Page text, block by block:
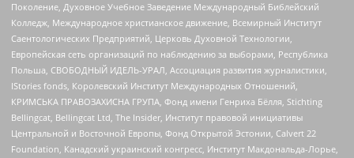
Поколение, Духовное Учебное Заведение Международный Библейский
Колледж, Международное христианское движение, Всемирный Институт
Саентологических Предприятий, Церковь Духовной Технологии,
Европейская сеть организаций по наблюдению за выборами, Республика
Польша, СВОБОДНЫЙ ИДЕЛЬ-УРАЛ, Ассоциация развития журналистики,
IStories fonds, Королевский Институт Международных Отношений,
КРИМСЬКА ПРАВОЗАХИСНА ГРУПА, Фонд имени Генриха Бёлля, Stichting
Bellingcat, Bellingcat Ltd, The Insider, Институт правовой инициативы
Центральной и Восточной Европы, Фонд Открытой Эстонии, Calvert 22
Foundation, Канадский украинский конгресс, Институт Макдональда-Лорье,